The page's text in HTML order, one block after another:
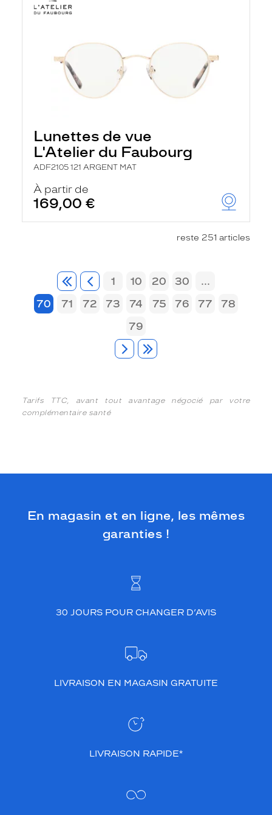
Lunettes de vue
L'Atelier du Faubourg
ADF2105 121 ARGENT MAT
À partir de
169,00 €
reste 251 articles
1 10 20 30
...
70
71 72 73 74 75 76 77
78
79
Tarifs TTC, avant tout avantage négocié par votre
complémentaire santé
En magasin et en ligne, les mêmes
garanties !
30 JOURS POUR CHANGER D’AVIS
LIVRAISON EN MAGASIN GRATUITE
LIVRAISON RAPIDE*